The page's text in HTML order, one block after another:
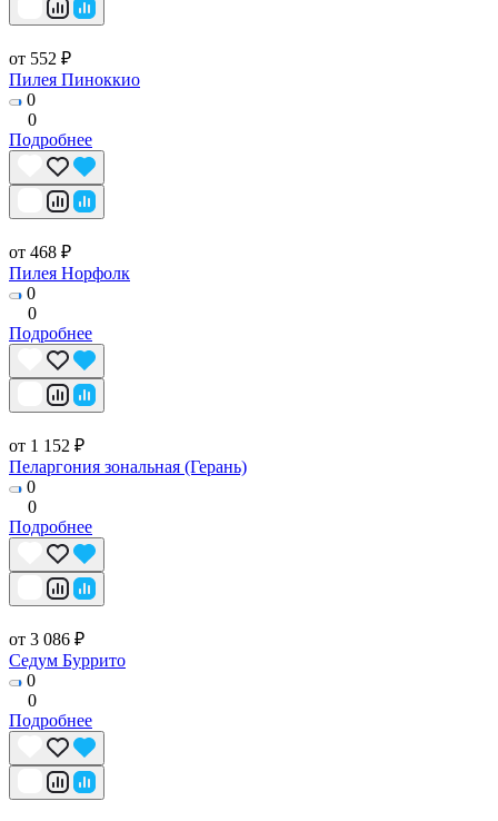
от 552 ₽
Пилея Пиноккио
0
0
Подробнее
от 468 ₽
Пилея Норфолк
0
0
Подробнее
от 1 152 ₽
Пеларгония зональная (Герань)
0
0
Подробнее
от 3 086 ₽
Седум Буррито
0
0
Подробнее